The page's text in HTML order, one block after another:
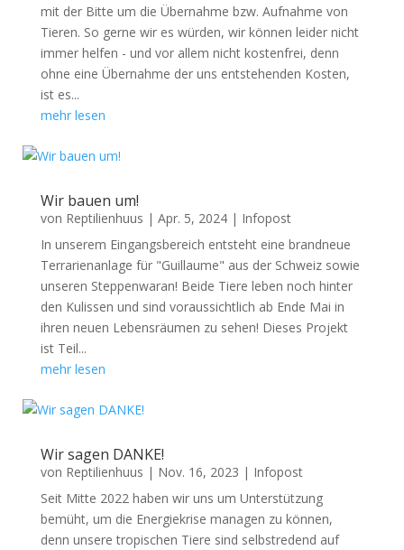
mit der Bitte um die Übernahme bzw. Aufnahme von
Tieren. So gerne wir es würden, wir können leider nicht
immer helfen - und vor allem nicht kostenfrei, denn
ohne eine Übernahme der uns entstehenden Kosten,
ist es...
mehr lesen
Wir bauen um!
von Reptilienhuus | Apr. 5, 2024| Infopost
In unserem Eingangsbereich entsteht eine brandneue
Terrarienanlage für "Guillaume" aus der Schweiz sowie
unseren Steppenwaran! Beide Tiere leben noch hinter
den Kulissen und sind voraussichtlich ab Ende Mai in
ihren neuen Lebensräumen zu sehen! Dieses Projekt
ist Teil...
mehr lesen
Wir sagen DANKE!
von Reptilienhuus | Nov. 16, 2023 | Infopost
Seit Mitte 2022 haben wir uns um Unterstützung
bemüht, um die Energiekrise managen zu können,
denn unsere tropischen Tiere sind selbstredend auf